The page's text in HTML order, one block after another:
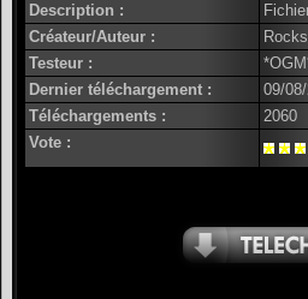
Description :
Créateur/Auteur :
Testeur :
Dernier téléchargement :
09/
Téléchargements :
2060
Vote :